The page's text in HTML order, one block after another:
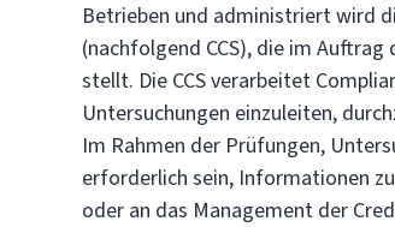
Betrieben und administriert wird
(nachfolgend CCS), die im
stellt. Die CCS verarbeitet
Untersuchungen einzuleiten,
Im Rahmen der Prüfungen,
erforderlich sein, Informationen
oder an das Management der